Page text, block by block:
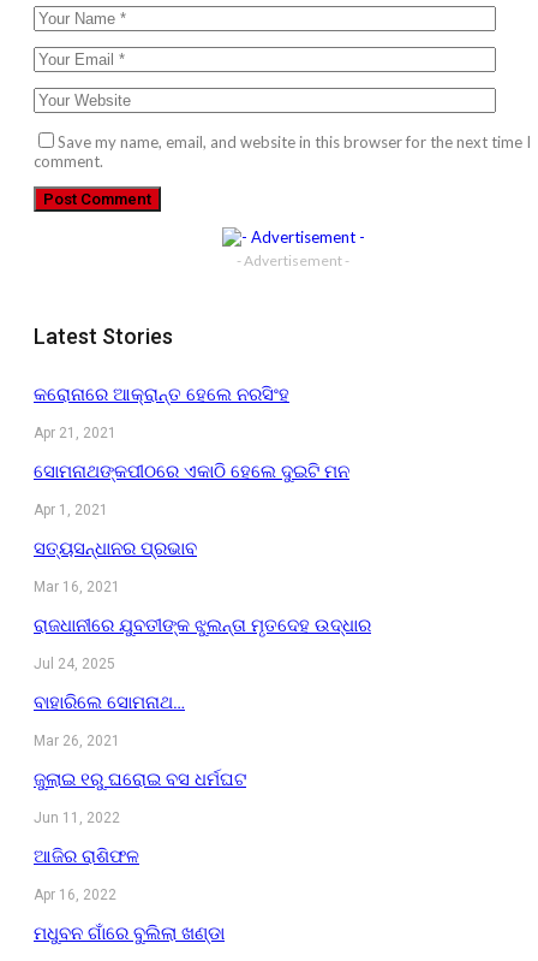
Save my name, email, and website in this browser for the next time I
comment.
- Advertisement -
Latest Stories
କରୋନାରେ ଆକ୍ରାନ୍ତ ହେଲେ ନରସିଂହ
Apr 21, 2021
ସୋମନାଥଙ୍କପୀଠରେ ଏକାଠି ହେଲେ ଦୁଇଟି ମନ
Apr 1, 2021
ସତ୍ୟସନ୍ଧାନର ପ୍ରଭାବ
Mar 16, 2021
ରାଜଧାନୀରେ ଯୁବତୀଙ୍କ ଝୁଲନ୍ତା ମୃତଦେହ ଉଦ୍ଧାର
Jul 24, 2025
ବାହାରିଲେ ସୋମନାଥ…
Mar 26, 2021
ଜୁଲାଇ ୧ରୁ ଘରୋଇ ବସ ଧର୍ମଘଟ
Jun 11, 2022
ଆଜିର ରାଶିଫଳ
Apr 16, 2022
ମଧୁବନ ଗାଁରେ ବୁଲିଲା ଖଣ୍ଡା